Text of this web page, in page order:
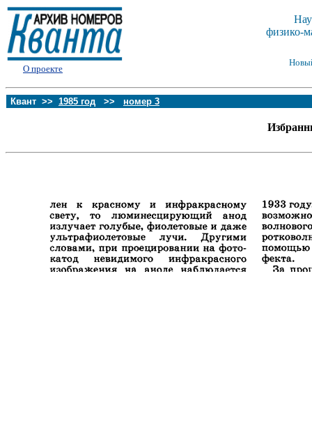
О проекте
физико-
Квант >> 1985 год >> номер 3